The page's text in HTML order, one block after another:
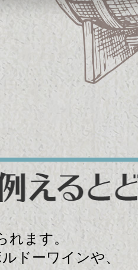
れます。
ドーワインや、